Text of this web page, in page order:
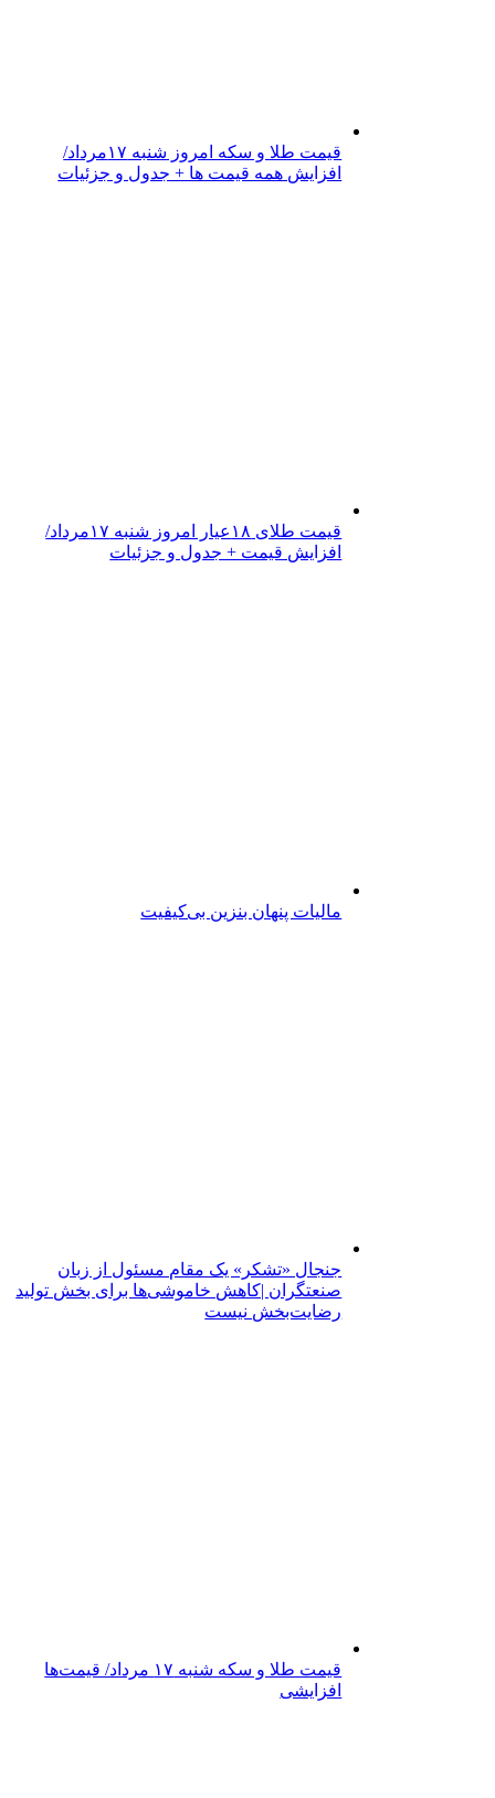
قیمت طلا و سکه امروز شنبه ۱۷مرداد/
افزایش همه قیمت ها + جدول و جزئیات
قیمت طلای ۱۸عیار امروز شنبه ۱۷مرداد/
افزایش قیمت + جدول و جزئیات
مالیات پنهان بنزین بی‌کیفیت
جنجال «تشکر» یک مقام مسئول از زبان
صنعتگران |کاهش خاموشی‌ها برای بخش تولید
رضایت‌بخش نیست
قیمت طلا و سکه شنبه ۱۷ مرداد/ قیمت‌ها
افزایشی